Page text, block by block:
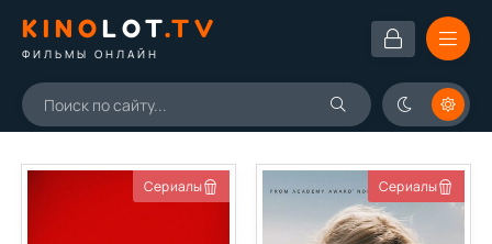
KINOLOT.TV
ФИЛЬМЫ ОНЛАЙН
Сериалы Сериалы